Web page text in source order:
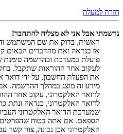
חזרה למעלה
נרשמתי אבל אני לא מצליח להתחבר!
ראשית, בדוק את שם המשתמש
לעקוב אחר ההוראות שתקבל.
את הפעלת החשבון, על ידי דואר
מידע זה מוצג במהלך ההרשמה.
לדואר האלקטרוני, עקוב אחר
לדואר האלקטרוני, כנראה ונתת
שמערכת הדואר האלקטרוני
הספאם. אם אתה בטוח שהפרטים
האלקטרוני אכן נכונה, צור קשר